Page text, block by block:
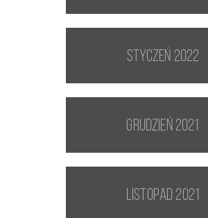
styczeń 2022
grudzień 2021
listopad 2021